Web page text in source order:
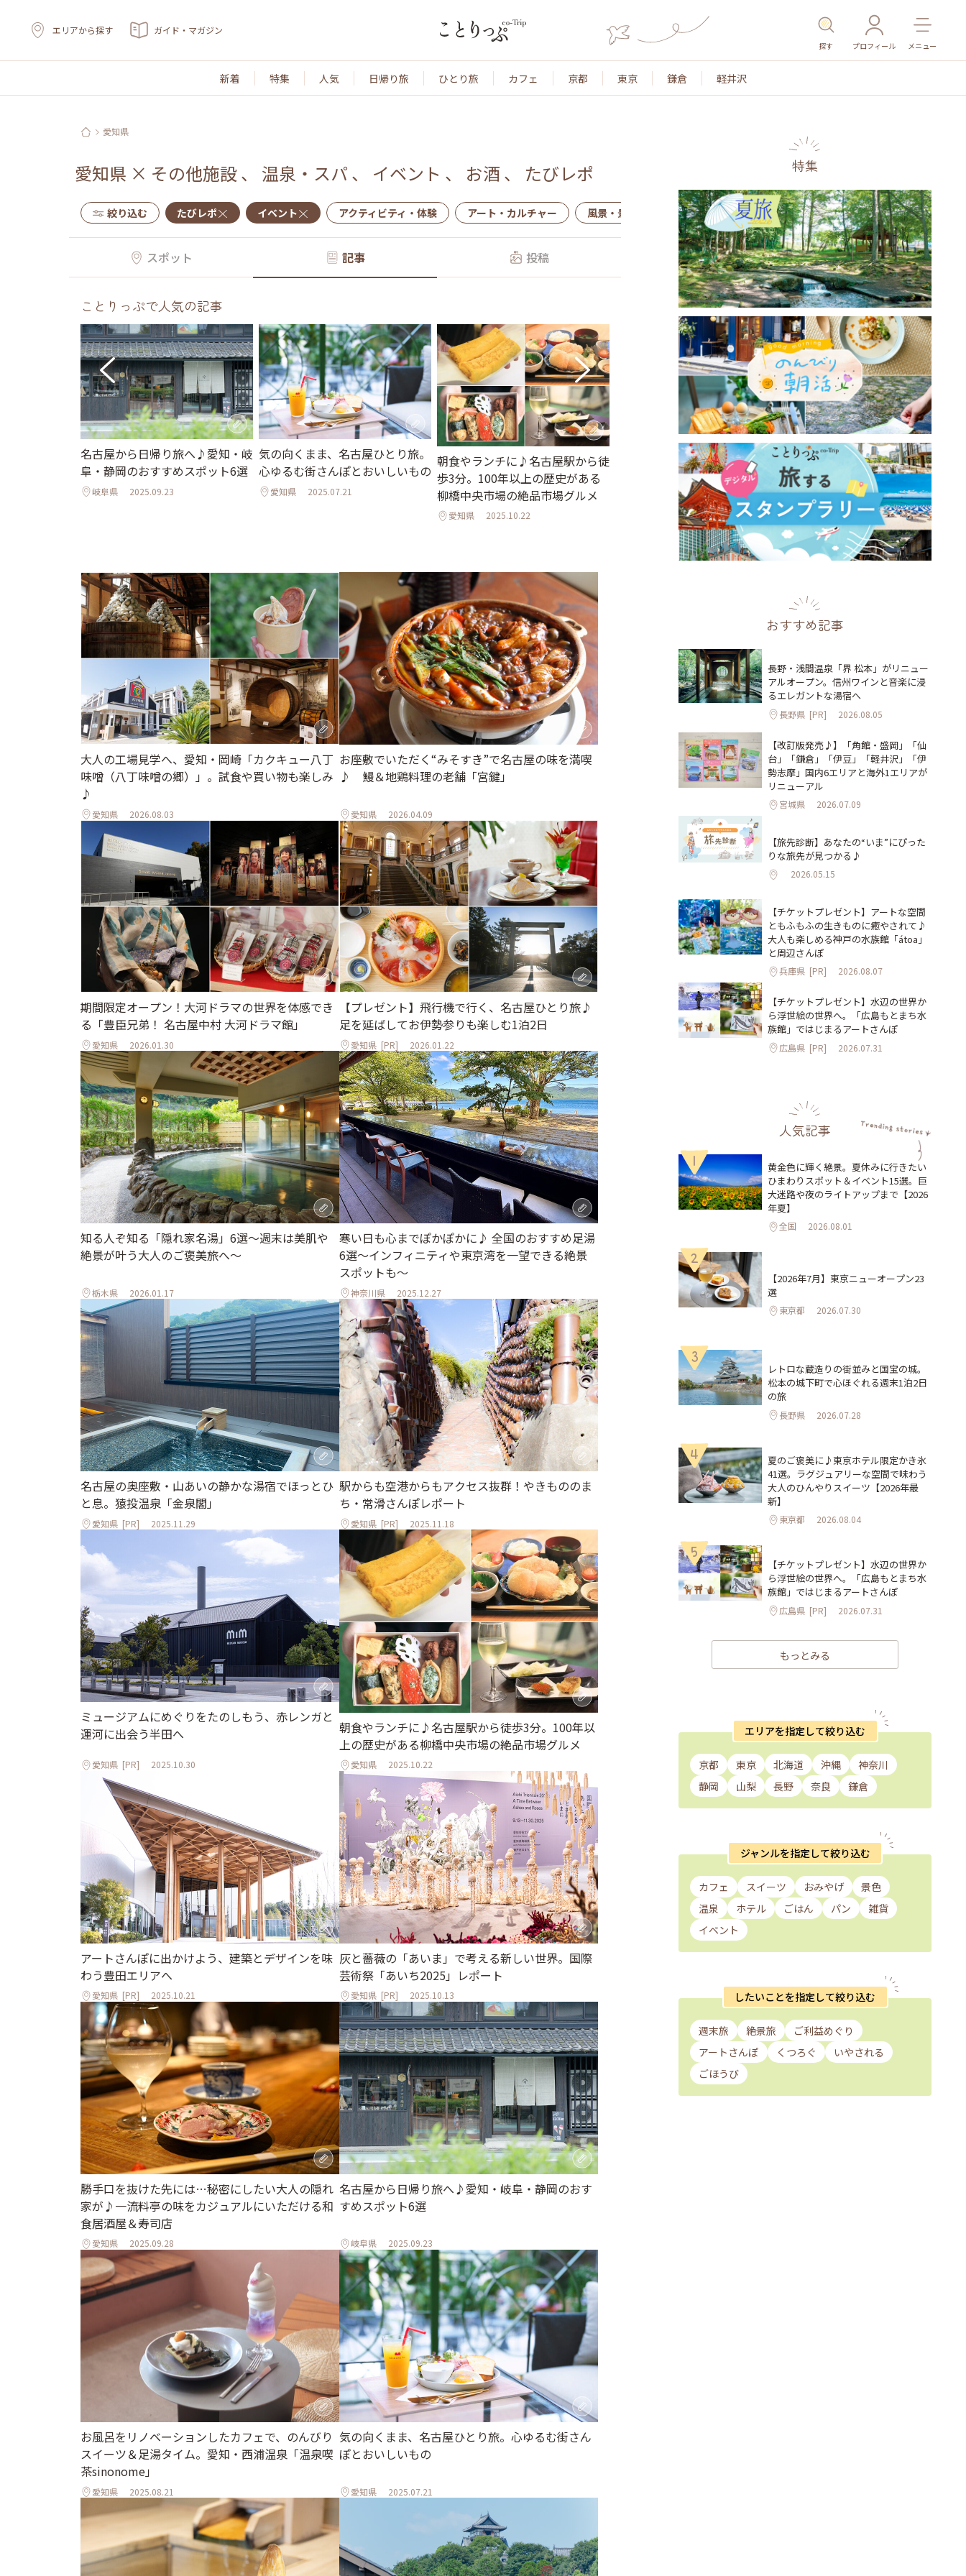
エリアから探す ガイド・マガジン
探す プロフィール メニュー
新着 特集 人気 日帰り旅 ひとり旅 カフェ 京都 東京 鎌倉 軽井沢
愛知県
愛知県 × その他施設、 温泉・スパ 、 イベント 、 お酒 、 たびレポ
絞り込む たびレポ イベント アクティビティ・体験 アート・カルチャー 風景・景色 名所・旧跡 温泉・スパ その他施設 ごはん
スポット 記事 投稿
ことりっぷで人気の記事
名古屋から日帰り旅へ♪愛知・岐
阜・静岡のおすすめスポット6選
岐阜県 2025.09.23
気の向くまま、名古屋ひとり旅。
心ゆるむ街さんぽとおいしいもの
愛知県 2025.07.21
朝食やランチに♪名古屋駅から徒
歩3分。100年以上の歴史がある
柳橋中央市場の絶品市場グルメ
愛知県 2025.10.22
大人の工場見学へ、愛知・岡崎
「カクキュー八丁味噌（八丁味噌
の郷）」。試食や買い物も楽しみ
2026.08.03
大人の工場見学へ、愛知・岡崎「カクキュー八丁
味噌（八丁味噌の郷）」。試食や買い物も楽しみ
♪
愛知県 2026.08.03
お座敷でいただく“みそすき”で名古屋の味を満喫
♪ 鰻＆地鶏料理の老舗「宮鍵」
愛知県 2026.04.09
期間限定オープン！大河ドラマの世界を体感でき
る「豊臣兄弟！ 名古屋中村 大河ドラマ館」
愛知県 2026.01.30
【プレゼント】飛行機で行く、名古屋ひとり旅♪
足を延ばしてお伊勢参りも楽しむ1泊2日
愛知県 [PR] 2026.01.22
知る人ぞ知る「隠れ家名湯」6選～週末は美肌や
絶景が叶う大人のご褒美旅へ～
栃木県 2026.01.17
寒い日も心までぽかぽかに♪ 全国のおすすめ足湯
6選～インフィニティや東京湾を一望できる絶景
スポットも～
神奈川県 2025.12.27
名古屋の奥座敷・山あいの静かな湯宿でほっとひ
と息。猿投温泉「金泉閣」
愛知県 [PR] 2025.11.29
駅からも空港からもアクセス抜群！やきもののま
ち・常滑さんぽレポート
愛知県 [PR] 2025.11.18
ミュージアムにめぐりをたのしもう、赤レンガと
運河に出会う半田へ
愛知県 [PR] 2025.10.30
朝食やランチに♪名古屋駅から徒歩3分。100年以
上の歴史がある柳橋中央市場の絶品市場グルメ
愛知県 2025.10.22
アートさんぽに出かけよう、建築とデザインを味
わう豊田エリアへ
愛知県 [PR] 2025.10.21
灰と薔薇の「あいま」で考える新しい世界。国際
芸術祭「あいち2025」レポート
愛知県 [PR] 2025.10.13
勝手口を抜けた先には…秘密にしたい大人の隠れ
家が♪一流料亭の味をカジュアルにいただける和
食居酒屋＆寿司店
愛知県 2025.09.28
名古屋から日帰り旅へ♪愛知・岐阜・静岡のおす
すめスポット6選
岐阜県 2025.09.23
お風呂をリノベーションしたカフェで、のんびり
スイーツ＆足湯タイム。愛知・西浦温泉「温泉喫
茶sinonome」
愛知県 2025.08.21
気の向くまま、名古屋ひとり旅。心ゆるむ街さん
ぽとおいしいもの
愛知県 2025.07.21
特集
おすすめ記事
長野・浅間温泉「界 松本」がリニュー
アルオープン。信州ワインと音楽に浸
るエレガントな湯宿へ
長野県 [PR] 2026.08.05
【改訂版発売♪】「角館・盛岡」「仙
台」「鎌倉」「伊豆」「軽井沢」「伊
勢志摩」国内6エリアと海外1エリアが
リニューアル
宮城県 2026.07.09
【旅先診断】あなたの“いま”にぴった
りな旅先が見つかる♪
2026.05.15
【チケットプレゼント】アートな空間
ともふもふの生きものに癒やされて♪
大人も楽しめる神戸の水族館「átoa」
と周辺さんぽ
兵庫県 [PR] 2026.08.07
【チケットプレゼント】水辺の世界か
ら浮世絵の世界へ。「広島もとまち水
族館」ではじまるアートさんぽ
広島県 [PR] 2026.07.31
人気記事
1
黄金色に輝く絶景。夏休みに行きたい
ひまわりスポット＆イベント15選。巨
大迷路や夜のライトアップまで【2026
年夏】
全国 2026.08.01
2
【2026年7月】東京ニューオープン23
選
東京都 2026.07.30
3
レトロな蔵造りの街並みと国宝の城。
松本の城下町で心ほぐれる週末1泊2日
の旅
長野県 2026.07.28
4
夏のご褒美に♪東京ホテル限定かき氷
41選。ラグジュアリーな空間で味わう
大人のひんやりスイーツ【2026年最
新】
東京都 2026.08.04
5
【チケットプレゼント】水辺の世界か
ら浮世絵の世界へ。「広島もとまち水
族館」ではじまるアートさんぽ
広島県 [PR] 2026.07.31
もっとみる
エリアを指定して絞り込む
京都 東京 北海道 沖縄
神奈川
静岡
山梨 長野 奈良 鎌倉
ジャンルを指定して絞り込む
カフェ スイーツ おみやげ
景色
温泉
ホテル ごはん パン
雑貨
イベント
したいことを指定して絞り込む
週末旅 絶景旅
ご利益めぐり
アートさんぽ
くつろぐ
いやされる
ごほうび